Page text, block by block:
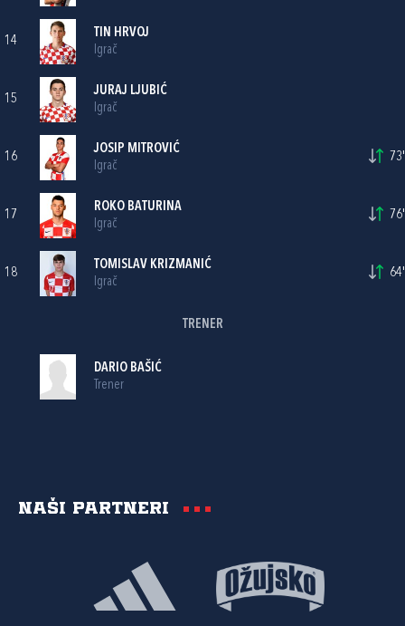
14
TIN HRVOJ
Igrač
15
JURAJ LJUBIĆ
Igrač
16
JOSIP MITROVIĆ
Igrač
73'
17
ROKO BATURINA
Igrač
76'
18
TOMISLAV KRIZMANIĆ
Igrač
64'
TRENER
DARIO BAŠIĆ
Trener
Naši partneri